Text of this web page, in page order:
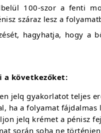
100-szor a fenti
száraz lesz a
hagyhatja, hogy a
a következőket:
jelq gyakorlatot teljes
ha a folyamat fájdalmas
jelq krémet a pénisz
során soha ne